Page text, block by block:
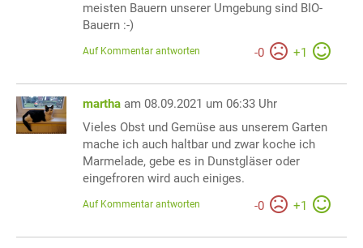
meisten Bauern unserer Umgebung sind BIO-
Bauern :-)
-0 +1
Auf Kommentar antworten
martha am 08.09.2021 um 06:33 Uhr
Vieles Obst und Gemüse aus unserem Garten
mache ich auch haltbar und zwar koche ich
Marmelade, gebe es in Dunstgläser oder
eingefroren wird auch einiges.
-0 +1
Auf Kommentar antworten